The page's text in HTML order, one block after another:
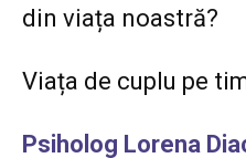
din viața noastră?
Viața de cuplu pe
Psiholog Lorena